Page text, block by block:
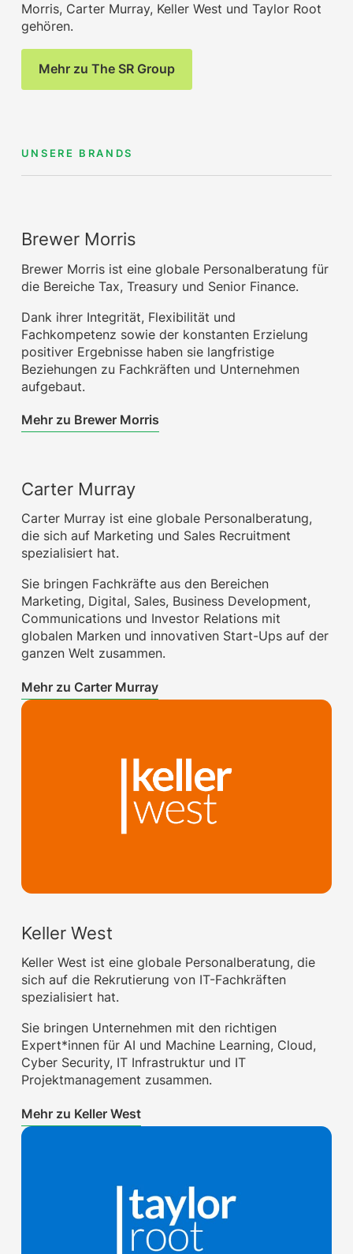
Morris, Carter Murray, Keller West und Taylor Root
gehören.
Mehr zu The SR Group
UNSERE BRANDS
Brewer Morris
Brewer Morris ist eine globale Personalberatung für
die Bereiche Tax, Treasury und Senior Finance.
Dank ihrer Integrität, Flexibilität und
Fachkompetenz sowie der konstanten Erzielung
positiver Ergebnisse haben sie langfristige
Beziehungen zu Fachkräften und Unternehmen
aufgebaut.
Mehr zu Brewer Morris
Carter Murray
Carter Murray ist eine globale Personalberatung,
die sich auf Marketing und Sales Recruitment
spezialisiert hat.
Sie bringen Fachkräfte aus den Bereichen
Marketing, Digital, Sales, Business Development,
Communications und Investor Relations mit
globalen Marken und innovativen Start-Ups auf der
ganzen Welt zusammen.
Mehr zu Carter Murray
Keller West
Keller West ist eine globale Personalberatung, die
sich auf die Rekrutierung von IT-Fachkräften
spezialisiert hat.
Sie bringen Unternehmen mit den richtigen
Expert*innen für AI und Machine Learning, Cloud,
Cyber Security, IT Infrastruktur und IT
Projektmanagement zusammen.
Mehr zu Keller West